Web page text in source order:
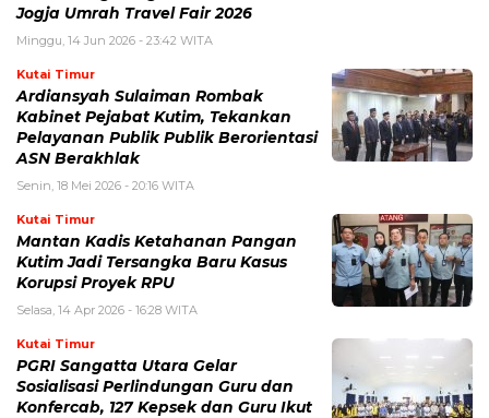
Jogja Umrah Travel Fair 2026
Minggu, 14 Jun 2026 - 23:42 WITA
Kutai Timur
Ardiansyah Sulaiman Rombak
Kabinet Pejabat Kutim, Tekankan
Pelayanan Publik Publik Berorientasi
ASN Berakhlak
Senin, 18 Mei 2026 - 20:16 WITA
Kutai Timur
Mantan Kadis Ketahanan Pangan
Kutim Jadi Tersangka Baru Kasus
Korupsi Proyek RPU
Selasa, 14 Apr 2026 - 16:28 WITA
Kutai Timur
PGRI Sangatta Utara Gelar
Sosialisasi Perlindungan Guru dan
Konfercab, 127 Kepsek dan Guru Ikut